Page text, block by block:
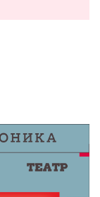
$800 млн,